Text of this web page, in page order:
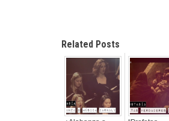
Related Posts